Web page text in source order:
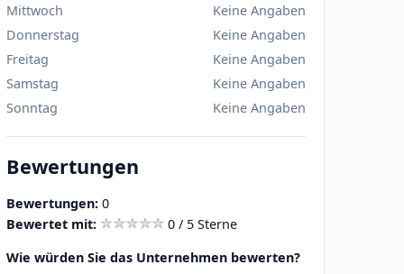
Mittwoch
Keine Angaben
Donnerstag
Keine Angaben
Freitag
Keine Angaben
Samstag
Keine Angaben
Sonntag
Keine Angaben
Bewertungen
Bewertungen: 0
Bewertet mit:
0 / 5 Sterne
Wie würden Sie das Unternehmen bewerten?